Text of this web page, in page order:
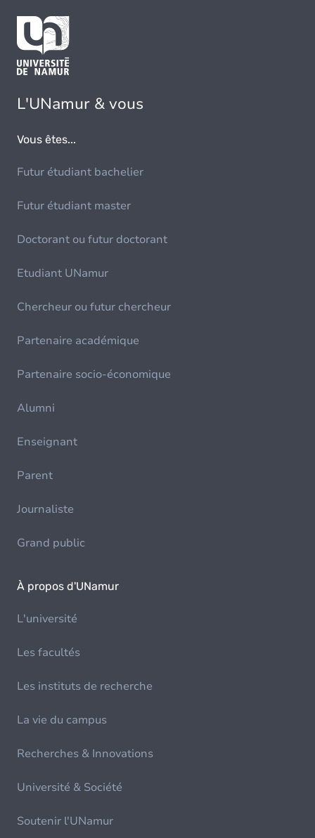
L'UNamur & vous
Vous êtes...
Futur étudiant bachelier
Futur étudiant master
Doctorant ou futur doctorant
Etudiant UNamur
Chercheur ou futur chercheur
Partenaire académique
Partenaire socio-économique
Alumni
Enseignant
Parent
Journaliste
Grand public
À propos d'UNamur
L'université
Les facultés
Les instituts de recherche
La vie du campus
Recherches & Innovations
Université & Société
Soutenir l'UNamur